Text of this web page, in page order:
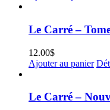
Le Carré –
12.00$
Ajouter au panier
Le Carré –